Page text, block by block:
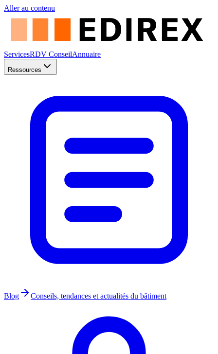
Aller au contenu
ServicesRDV ConseilAnnuaire
Ressources
Blog Conseils, tendances et actualités du bâtiment